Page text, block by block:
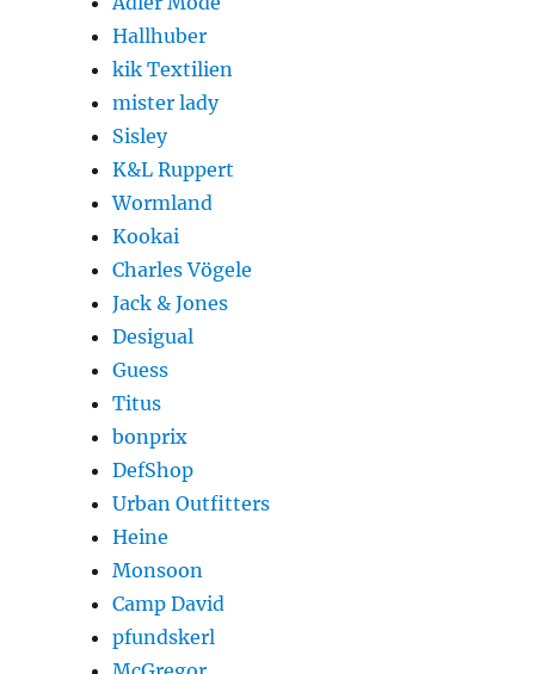
Hallhuber
kik Textilien
mister lady
Sisley
K&L Ruppert
Wormland
Kookai
Charles Vögele
Jack & Jones
Desigual
Guess
Titus
bonprix
DefShop
Urban Outfitters
Heine
Monsoon
Camp David
pfundskerl